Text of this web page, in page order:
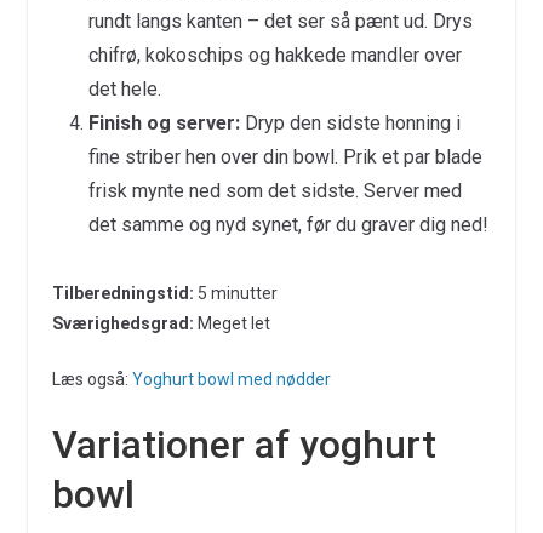
rundt langs kanten – det ser så pænt ud. Drys
chifrø, kokoschips og hakkede mandler over
det hele.
Finish og server:Dryp den sidste honning i
fine striber hen over din bowl. Prik et par blade
frisk mynte ned som det sidste. Server med
det samme og nyd synet, før du graver dig ned!
Tilberedningstid: 5 minutter
Sværighedsgrad: Meget let
Læs også: Yoghurt bowl med nødder
Variationer af yoghurt
bowl